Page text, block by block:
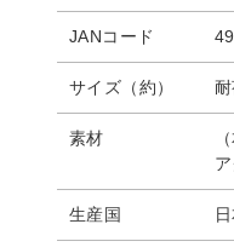
JANコード
サイズ（約）
素材
生産国